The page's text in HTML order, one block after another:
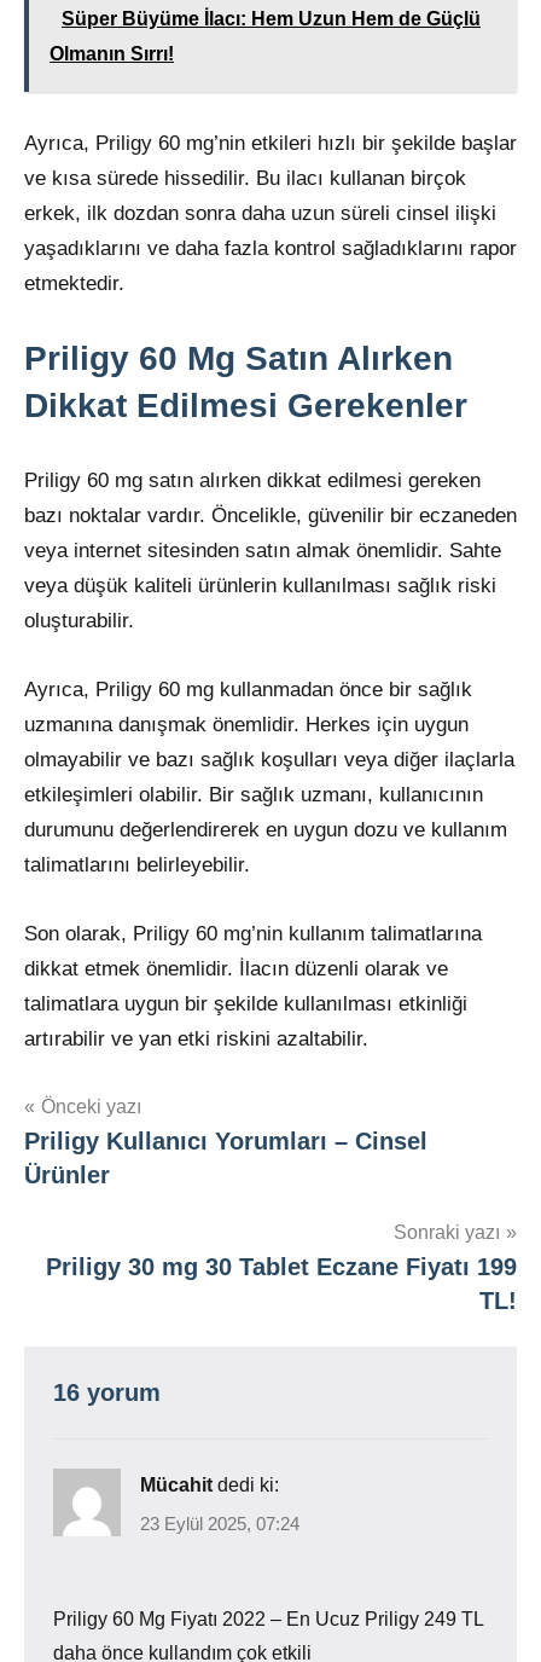
Süper Büyüme İlacı: Hem Uzun Hem de Güçlü
Olmanın Sırrı!
Ayrıca, Priligy 60 mg’nin etkileri hızlı bir şekilde başlar
ve kısa sürede hissedilir. Bu ilacı kullanan birçok
erkek, ilk dozdan sonra daha uzun süreli cinsel ilişki
yaşadıklarını ve daha fazla kontrol sağladıklarını rapor
etmektedir.
Priligy 60 Mg Satın Alırken
Dikkat Edilmesi Gerekenler
Priligy 60 mg satın alırken dikkat edilmesi gereken
bazı noktalar vardır. Öncelikle, güvenilir bir eczaneden
veya internet sitesinden satın almak önemlidir. Sahte
veya düşük kaliteli ürünlerin kullanılması sağlık riski
oluşturabilir.
Ayrıca, Priligy 60 mg kullanmadan önce bir sağlık
uzmanına danışmak önemlidir. Herkes için uygun
olmayabilir ve bazı sağlık koşulları veya diğer ilaçlarla
etkileşimleri olabilir. Bir sağlık uzmanı, kullanıcının
durumunu değerlendirerek en uygun dozu ve kullanım
talimatlarını belirleyebilir.
Son olarak, Priligy 60 mg’nin kullanım talimatlarına
dikkat etmek önemlidir. İlacın düzenli olarak ve
talimatlara uygun bir şekilde kullanılması etkinliği
artırabilir ve yan etki riskini azaltabilir.
Yazı
gezinmesi
Önceki yazı
Priligy Kullanıcı Yorumları – Cinsel
Ürünler
Sonraki yazı
Priligy 30 mg 30 Tablet Eczane Fiyatı 199
TL!
16 yorum
Mücahit dedi ki:
23 Eylül 2025, 07:24
Priligy 60 Mg Fiyatı 2022 – En Ucuz Priligy 249 TL
daha önce kullandım çok etkili